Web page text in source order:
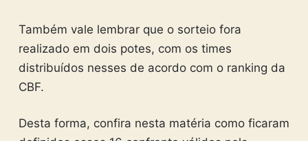
Também vale lembrar que o sorteio fora
realizado em dois potes, com os times
distribuídos nesses de acordo com o ranking da
CBF.
Desta forma, confira nesta matéria como ficaram